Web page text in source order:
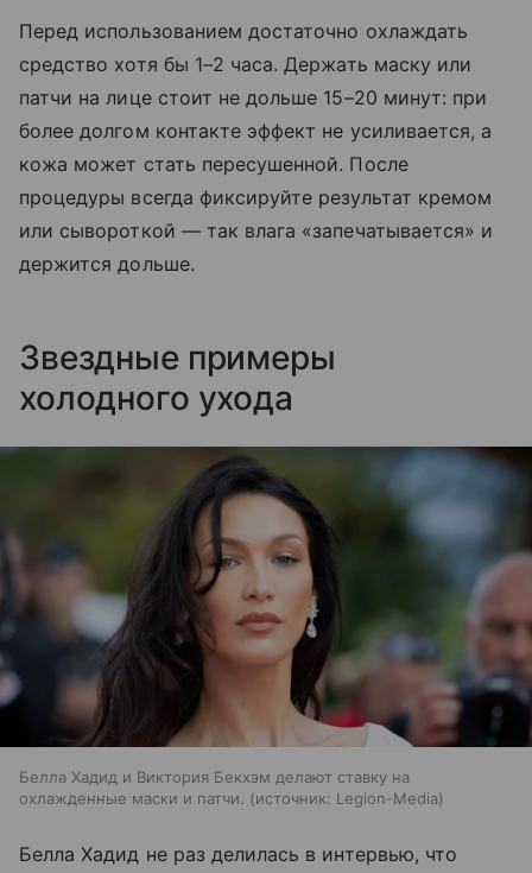
Перед использованием достаточно охлаждать
средство хотя бы 1–2 часа. Держать маску или
патчи на лице стоит не дольше 15–20 минут: при
более долгом контакте эффект не усиливается, а
кожа может стать пересушенной. После
процедуры всегда фиксируйте результат кремом
или сывороткой — так влага «запечатывается» и
держится дольше.
Звездные примеры
холодного ухода
Белла Хадид и Виктория Бекхэм делают ставку на
охлажденные маски и патчи.
источник: Legion-Media
Белла Хадид не раз делилась в интервью, что